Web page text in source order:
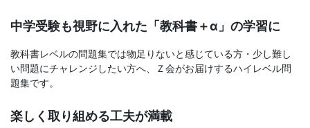
児・
小
学
生
中学受験も視野に入れた「教科書＋α」の学習に
教科書レベルの問題集では物足りないと感じている方・少し難し
い問題にチャレンジしたい方へ、Ｚ会がお届けするハイレベル問
題集です。
楽しく取り組める工夫が満載